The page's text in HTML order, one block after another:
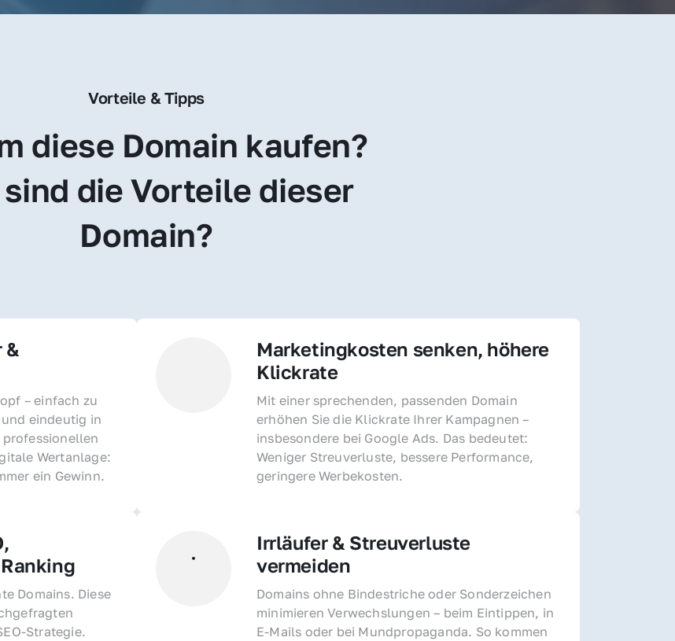
Vorteile & Tipps
diese Domain kaufen?
sind die Vorteile dieser
Domain?
&
– einfach zu
eindeutig in
Wertanlage:
ein Gewinn.
Marketingkosten senken, höhere
Klickrate
Mit einer sprechenden, passenden Domain
erhöhen Sie die Klickrate Ihrer Kampagnen –
insbesondere bei Google Ads. Das bedeutet:
Weniger Streuverluste, bessere Performance,
geringere Werbekosten.
Domains. Diese
Strategie.
Irrläufer & Streuverluste
vermeiden
Domains ohne Bindestriche oder Sonderzeichen
minimieren Verwechslungen – beim Eintippen, in
E-Mails oder bei Mundpropaganda. So kommen